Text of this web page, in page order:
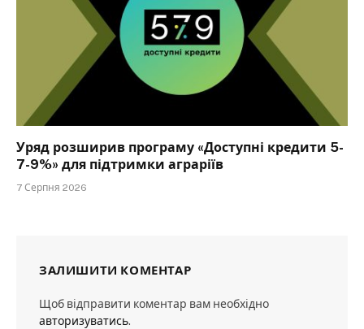
Уряд розширив програму «Доступні кредити 5-
7-9%» для підтримки аграріїв
7 Серпня 2026
ЗАЛИШИТИ КОМЕНТАР
Щоб відправити коментар вам необхідно
авторизуватись.